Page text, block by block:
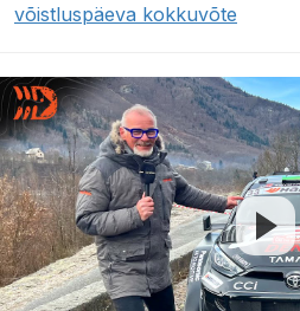
võistluspäeva kokkuvõte